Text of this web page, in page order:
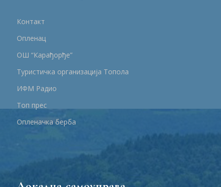
Контакт
Опленац
ОШ “Карађорђе”
Туристичка организација Топола
ИФМ Радио
Топ прес
Опленачка берба